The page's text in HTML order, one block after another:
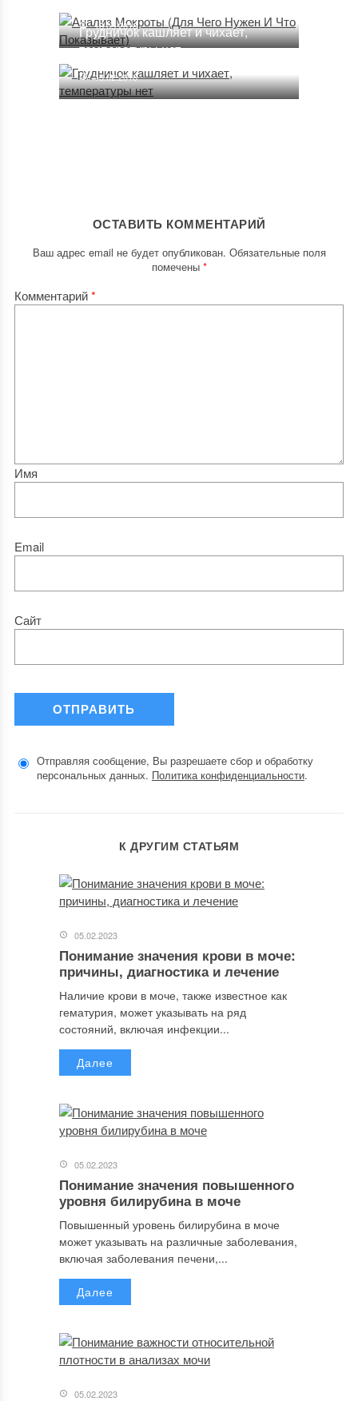
18.05.2018
Грудничок кашляет и чихает,
температуры нет
13.02.2018
ОСТАВИТЬ КОММЕНТАРИЙ
Ваш адрес email не будет опубликован. Обязательные поля
помечены *
Комментарий*
Имя
Email
Сайт
Отправляя сообщение, Вы разрешаете сбор и обработку
персональных данных. Политика конфиденциальности.
К ДРУГИМ СТАТЬЯМ
05.02.2023
Понимание значения крови в моче:
причины, диагностика и лечение
Наличие крови в моче, также известное как
гематурия, может указывать на ряд
состояний, включая инфекции...
Далее
05.02.2023
Понимание значения повышенного
уровня билирубина в моче
Повышенный уровень билирубина в моче
может указывать на различные заболевания,
включая заболевания печени,...
Далее
05.02.2023